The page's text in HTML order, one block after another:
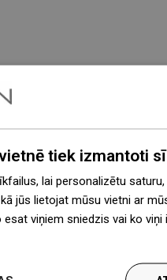
tiek izmantoti
lai personalizētu
jūs lietojat mūsu vietni ar
viņiem sniedzis vai ko